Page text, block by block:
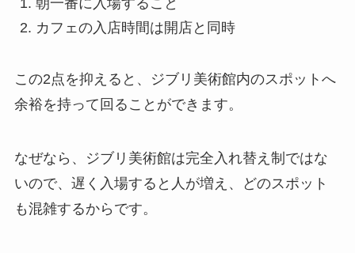
朝一番に入場すること
カフェの入店時間は開店と同時
この2点を抑えると、ジブリ美術館内のスポットへ
余裕を持って回ることができます。
なぜなら、ジブリ美術館は完全入れ替え制ではな
いので、遅く入場すると人が増え、どのスポット
も混雑するからです。